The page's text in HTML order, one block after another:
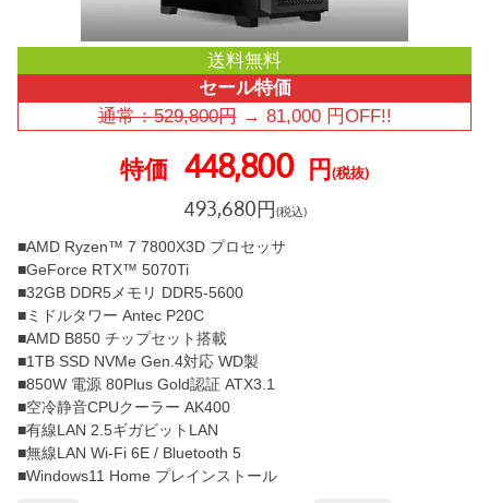
送料無料
セール特価
通常：529,800円→ 81,000円OFF!!
特価 448,800 円(税抜)
493,680円(税込)
■AMD Ryzen™ 7 7800X3D プロセッサ
■GeForce RTX™ 5070Ti
■32GB DDR5メモリ DDR5-5600
■ミドルタワー Antec P20C
■AMD B850 チップセット搭載
■1TB SSD NVMe Gen.4対応 WD製
■850W 電源 80Plus Gold認証 ATX3.1
■空冷静音CPUクーラー AK400
■有線LAN 2.5ギガビットLAN
■無線LAN Wi-Fi 6E / Bluetooth 5
■Windows11 Home プレインストール